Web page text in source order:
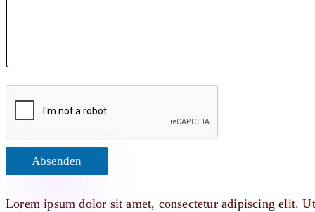
Absenden
Lorem ipsum dolor sit amet, consectetur adipiscing elit.